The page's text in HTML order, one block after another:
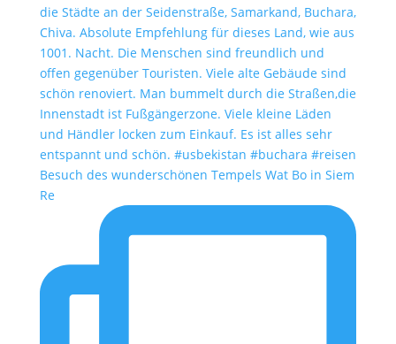
Besuch des wunderschönen Tempels Wat Bo in Siem
Re